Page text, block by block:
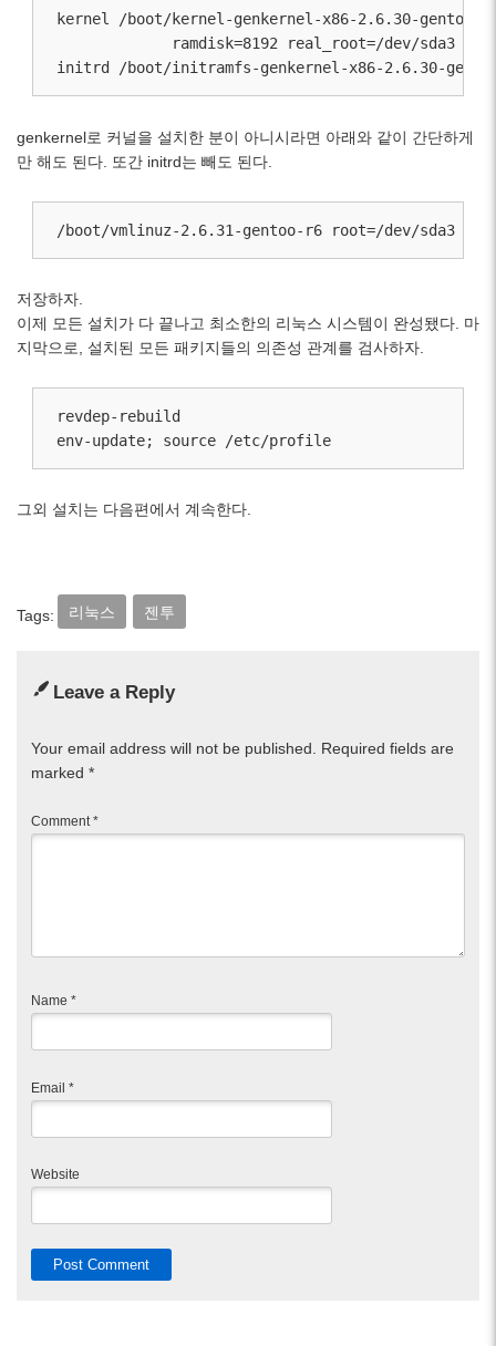
kernel /boot/kernel-genkernel-x86-2.6.30-
             ramdisk=8192 real_root=/dev/sda3
genkernel로 커널을 설치한 분이 아니시라면 아래와 같이 간단하게
만 해도 된다. 또간 initrd는 빼도 된다.
/boot/vmlinuz-2.6.31-gentoo-r6 root=/dev/sda3 ro
저장하자.
이제 모든 설치가 다 끝나고 최소한의 리눅스 시스템이 완성됐다. 마
지막으로, 설치된 모든 패키지들의 의존성 관계를 검사하자.
revdep-rebuild
env-update; source /etc/profile
그외 설치는 다음편에서 계속한다.
Tags: 리눅스 젠투
Leave a Reply
Your email address will not be published.
Required fields are
marked *
Comment*
Name *
Email *
Website